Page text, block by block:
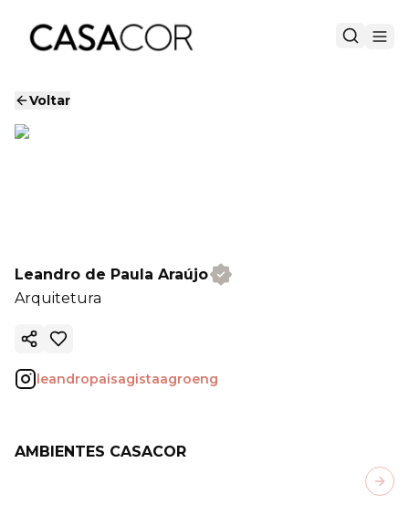
Voltar
Leandro de Paula Araújo
Arquitetura
Copiar link
leandropaisagistaagroeng
AMBIENTES CASACOR